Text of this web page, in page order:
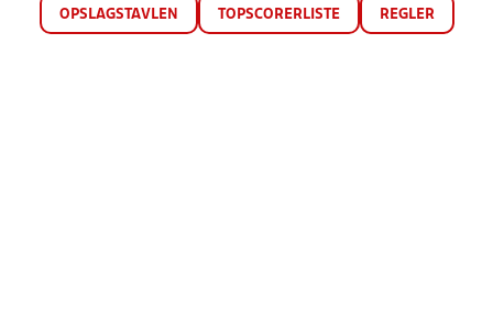
OPSLAGSTAVLEN TOPSCORERLISTE REGLER